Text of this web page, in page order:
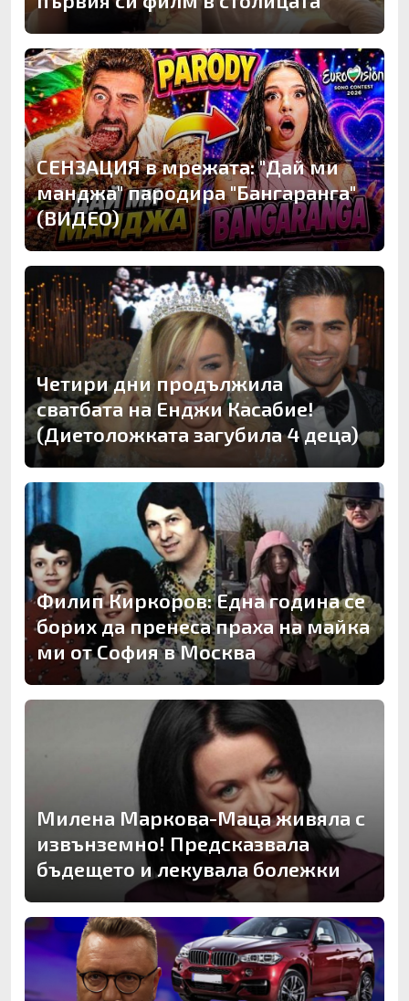
СЕНЗАЦИЯ в мрежата: "Дай ми
манджа" пародира "Бангаранга"
(ВИДЕО)
Четири дни продължила
сватбата на Енджи Касабие!
(Диетоложката загубила 4 деца)
Филип Киркоров: Една година се
борих да пренеса праха на майка
ми от София в Москва
Милена Маркова-Маца живяла с
извънземно! Предсказвала
бъдещето и лекувала болежки